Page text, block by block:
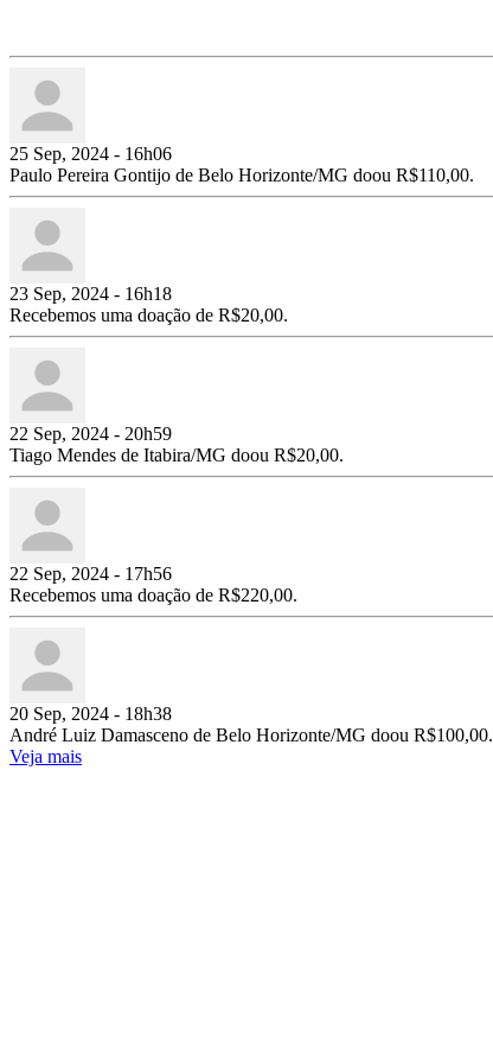
25 Sep, 2024 - 16h06
Paulo Pereira Gontijo de Belo Horizonte/MG doou R$110,00.
23 Sep, 2024 - 16h18
Recebemos uma doação de R$20,00.
22 Sep, 2024 - 20h59
Tiago Mendes de Itabira/MG doou R$20,00.
22 Sep, 2024 - 17h56
Recebemos uma doação de R$220,00.
20 Sep, 2024 - 18h38
André Luiz Damasceno de Belo Horizonte/MG doou R$100,00.
Veja mais